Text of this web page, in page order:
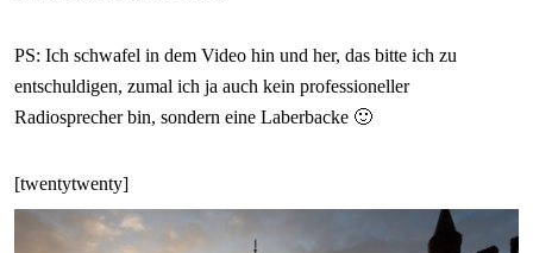
PS: Ich schwafel in dem Video hin und her, das bitte ich zu
entschuldigen, zumal ich ja auch kein professioneller
Radiosprecher bin, sondern eine Laberbacke 🙂
[twentytwenty]